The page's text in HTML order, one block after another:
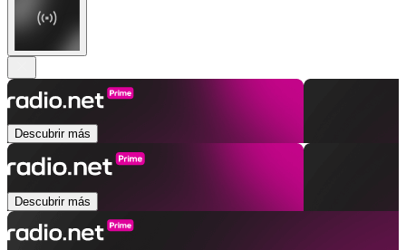
Descubrir más
Descubrir más